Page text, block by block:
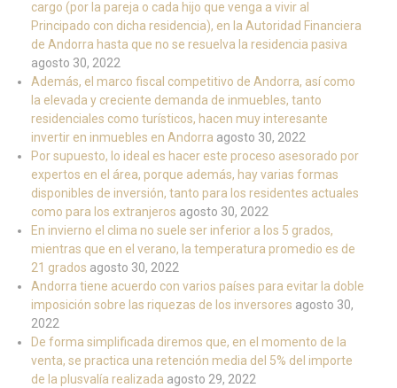
cargo (por la pareja o cada hijo que venga a vivir al
Principado con dicha residencia), en la Autoridad Financiera
de Andorra hasta que no se resuelva la residencia pasiva
agosto 30, 2022
Además, el marco fiscal competitivo de Andorra, así como
la elevada y creciente demanda de inmuebles, tanto
residenciales como turísticos, hacen muy interesante
invertir en inmuebles en Andorra agosto 30, 2022
Por supuesto, lo ideal es hacer este proceso asesorado por
expertos en el área, porque además, hay varias formas
disponibles de inversión, tanto para los residentes actuales
como para los extranjeros agosto 30, 2022
En invierno el clima no suele ser inferior a los 5 grados,
mientras que en el verano, la temperatura promedio es de
21 grados agosto 30, 2022
Andorra tiene acuerdo con varios países para evitar la doble
imposición sobre las riquezas de los inversores agosto 30,
2022
De forma simplificada diremos que, en el momento de la
venta, se practica una retención media del 5% del importe
de la plusvalía realizada agosto 29, 2022